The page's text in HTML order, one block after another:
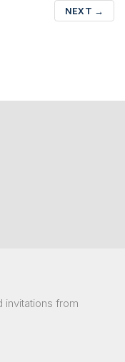
NEXT →
invitations from